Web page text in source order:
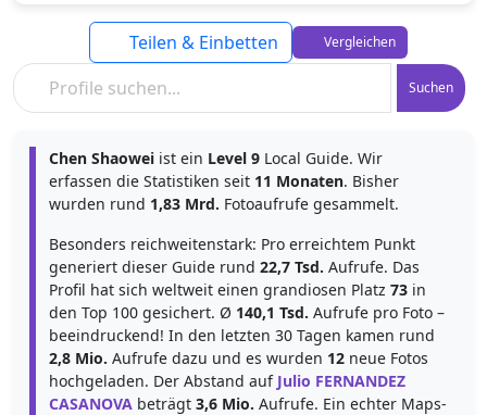
Suchen
Teilen & Einbetten Vergleichen
Chen Shaowei ist ein Level 9 Local Guide. Wir
erfassen die Statistiken seit 11 Monaten. Bisher
wurden rund 1,83 Mrd. Fotoaufrufe gesammelt.
Besonders reichweitenstark: Pro erreichtem Punkt
generiert dieser Guide rund 22,7 Tsd. Aufrufe. Das
Profil hat sich weltweit einen grandiosen Platz 73 in
den Top 100 gesichert. Ø 140,1 Tsd. Aufrufe pro Foto –
beeindruckend! In den letzten 30 Tagen kamen rund
2,8 Mio. Aufrufe dazu und es wurden 12 neue Fotos
hochgeladen. Der Abstand auf Julio FERNANDEZ
CASANOVA beträgt 3,6 Mio. Aufrufe. Ein echter Maps-